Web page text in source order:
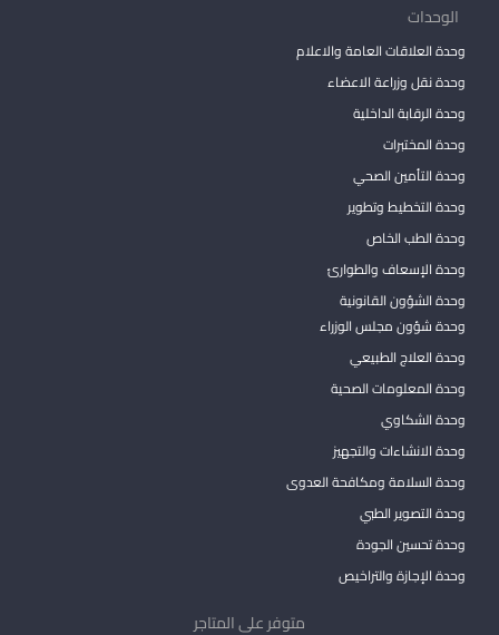
الوحدات
وحدة العلاقات العامة والاعلام
وحدة نقل وزراعة الاعضاء
وحدة الرقابة الداخلية
وحدة المختبرات
وحدة التأمين الصحي
وحدة التخطيط وتطوير
وحدة الطب الخاص
وحدة الإسعاف والطوارئ
وحدة الشؤون القانونية
وحدة شؤون مجلس الوزراء
وحدة العلاج الطبيعي
وحدة المعلومات الصحية
وحدة الشكاوي
وحدة الانشاءات والتجهيز
وحدة السلامة ومكافحة العدوى
وحدة التصوير الطبي
وحدة تحسين الجودة
وحدة الإجازة والتراخيص
متوفر على المتاجر